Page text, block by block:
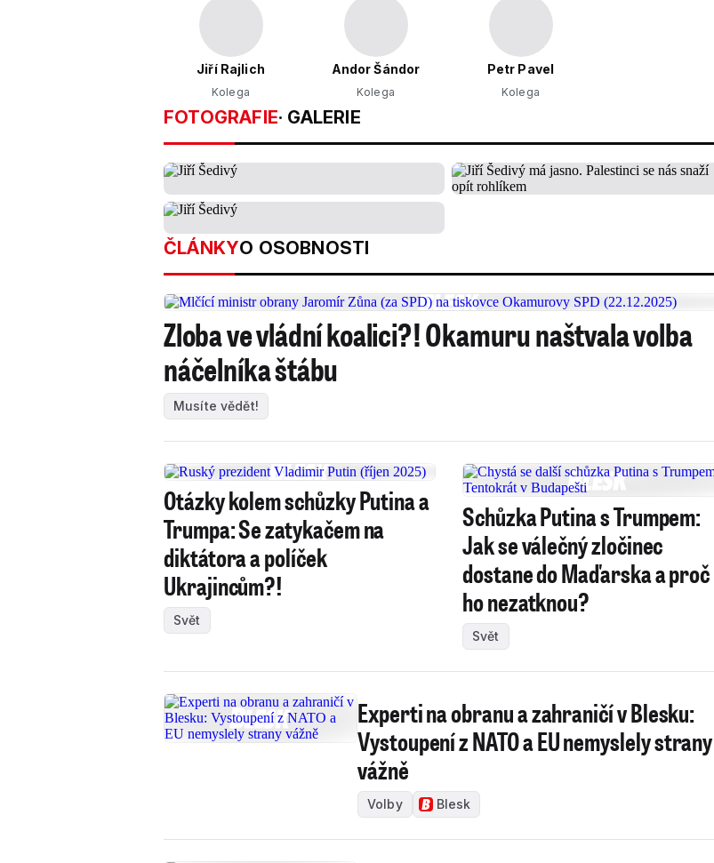
Jiří Rajlich
Kolega
Andor Šándor
Kolega
Petr Pavel
Kolega
FOTOGRAFIE· GALERIE
ČLÁNKYO OSOBNOSTI
Zloba ve vládní koalici?! Okamuru naštvala volba
náčelníka štábu
Musíte vědět!
Otázky kolem schůzky Putina a
Trumpa: Se zatykačem na
diktátora a políček
Ukrajincům?!
Svět
Schůzka Putina s Trumpem:
Jak se válečný zločinec
dostane do Maďarska a proč
ho nezatknou?
Svět
Experti na obranu a zahraničí v Blesku:
Vystoupení z NATO a EU nemyslely strany
vážně
Volby Blesk